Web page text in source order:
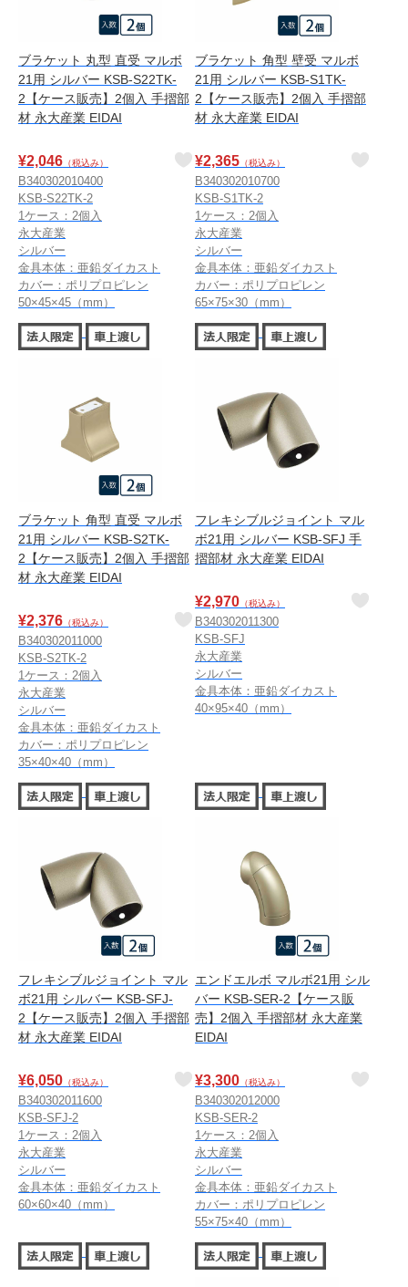
ブラケット 丸型 直受 マルボ
21用 シルバー KSB-S22TK-
2【ケース販売】2個入 手摺部
材 永大産業 EIDAI
¥2,046 （税込み）
B340302010400
KSB-S22TK-2
1ケース：2個入
永大産業
シルバー
金具本体：亜鉛ダイカスト
カバー：ポリプロピレン
50×45×45（mm）
ブラケット 角型 壁受 マルボ
21用 シルバー KSB-S1TK-
2【ケース販売】2個入 手摺部
材 永大産業 EIDAI
¥2,365 （税込み）
B340302010700
KSB-S1TK-2
1ケース：2個入
永大産業
シルバー
金具本体：亜鉛ダイカスト
カバー：ポリプロピレン
65×75×30（mm）
ブラケット 角型 直受 マルボ
21用 シルバー KSB-S2TK-
2【ケース販売】2個入 手摺部
材 永大産業 EIDAI
¥2,376 （税込み）
B340302011000
KSB-S2TK-2
1ケース：2個入
永大産業
シルバー
金具本体：亜鉛ダイカスト
カバー：ポリプロピレン
35×40×40（mm）
フレキシブルジョイント マル
ボ21用 シルバー KSB-SFJ 手
摺部材 永大産業 EIDAI
¥2,970 （税込み）
B340302011300
KSB-SFJ
永大産業
シルバー
金具本体：亜鉛ダイカスト
40×95×40（mm）
フレキシブルジョイント マル
ボ21用 シルバー KSB-SFJ-
2【ケース販売】2個入 手摺部
材 永大産業 EIDAI
¥6,050 （税込み）
B340302011600
KSB-SFJ-2
1ケース：2個入
永大産業
シルバー
金具本体：亜鉛ダイカスト
60×60×40（mm）
エンドエルボ マルボ21用 シル
バー KSB-SER-2【ケース販
売】2個入 手摺部材 永大産業
EIDAI
¥3,300 （税込み）
B340302012000
KSB-SER-2
1ケース：2個入
永大産業
シルバー
金具本体：亜鉛ダイカスト
カバー：ポリプロピレン
55×75×40（mm）